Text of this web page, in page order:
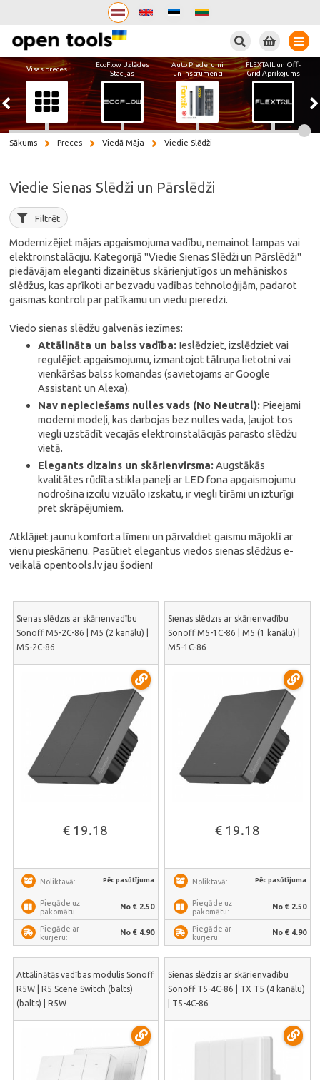
Visas preces
EcoFlow Uzlādes
Stacijas
Auto Piederumi
un Instrumenti
FLEXTAIL un Off-
Grid Aprīkojums
Sākums Preces Viedā Māja Viedie Slēdži
Viedie Sienas Slēdži un Pārslēdži
Filtrēt
Modernizējiet mājas apgaismojuma vadību, nemainot lampas vai
elektroinstalāciju. Kategorijā "Viedie Sienas Slēdži un Pārslēdži"
piedāvājam eleganti dizainētus skārienjutīgos un mehāniskos
slēdžus, kas aprīkoti ar bezvadu vadības tehnoloģijām, padarot
gaismas kontroli par patīkamu un viedu pieredzi.
Viedo sienas slēdžu galvenās iezīmes:
Attālināta un balss vadība: Ieslēdziet, izslēdziet vai
regulējiet apgaismojumu, izmantojot tālruņa lietotni vai
vienkāršas balss komandas (savietojams ar Google
Assistant un Alexa).
Nav nepieciešams nulles vads (No Neutral): Pieejami
moderni modeļi, kas darbojas bez nulles vada, ļaujot tos
viegli uzstādīt vecajās elektroinstalācijās parasto slēdžu
vietā.
Elegants dizains un skārienvirsma:Augstākās
kvalitātes rūdīta stikla paneļi ar LED fona apgaismojumu
nodrošina izcilu vizuālo izskatu, ir viegli tīrāmi un izturīgi
pret skrāpējumiem.
Atklājiet jaunu komforta līmeni un pārvaldiet gaismu mājoklī ar
vienu pieskārienu. Pasūtiet elegantus viedos sienas slēdžus e-
veikalā opentools.lv jau šodien!
Sienas slēdzis ar skārienvadību
Sonoff M5-2C-86 | M5 (2 kanālu) |
M5-2C-86
€ 19.18
Noliktavā: Pēc pasūtījuma
Piegāde uz
pakomātu:
No € 2.50
Piegāde ar
kurjeru:
No € 4.90
Sienas slēdzis ar skārienvadību
Sonoff M5-1C-86 | M5 (1 kanālu) |
M5-1C-86
€ 19.18
Noliktavā: Pēc pasūtījuma
Piegāde uz
pakomātu:
No € 2.50
Piegāde ar
kurjeru:
No € 4.90
Attālinātās vadības modulis Sonoff
R5W | R5 Scene Switch (balts)
(balts) | R5W
Sienas slēdzis ar skārienvadību
Sonoff T5-4C-86 | TX T5 (4 kanālu)
| T5-4C-86